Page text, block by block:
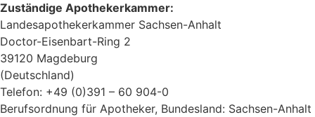
Zuständige Apothekerkammer:
Landesapothekerkammer Sachsen-Anhalt
Doctor-Eisenbart-Ring 2
39120 Magdeburg
(Deutschland)
Telefon: +49 (0)391 – 60 904-0
Berufsordnung für Apotheker, Bundesland: Sachsen-Anhalt